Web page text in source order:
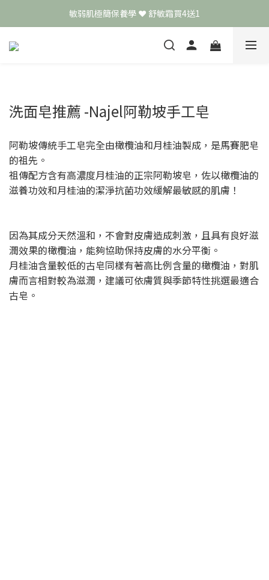
頭皮保養月❤️養髮精華買2送1
📣 加入LINE好友送50元
頭皮保養月❤️養髮精華買2送1
洗面皂推薦 -Najel阿勒坡手工皂
阿勒坡傳統手工皂完全由橄欖油和月桂油製成，是馬賽肥皂
的祖先。
祖傳配方含有高濃度月桂油的正宗阿勒坡皂，佐以橄欖油的
滋養功效和月桂油的潔淨抗菌功效緩解最敏感的肌膚！
因為其成分天然溫和，不會對皮膚造成刺激，且具有良好滋
潤效果的橄欖油，能夠協助保持皮膚的水分平衡。
月桂油含量較低的古皂同樣有著高比例含量的橄欖油，對肌
膚而言相對較為滋潤，建議可依膚質與季節特性挑選最適合
古皂。